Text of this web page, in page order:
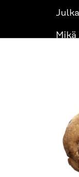
Mikä
SITRA